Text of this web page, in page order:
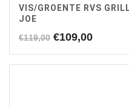
VIS/GROENTE RVS
JOE
€119,00 Oorspronkelijke
was:
€109,00Huidige
is: